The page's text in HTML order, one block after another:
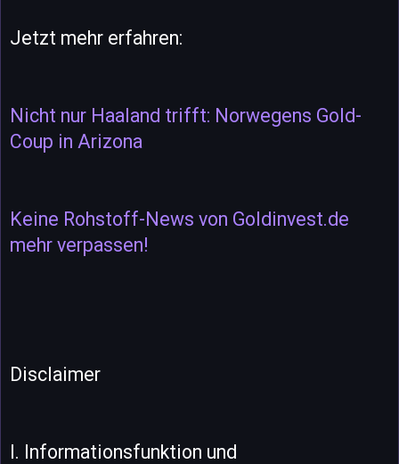
Jetzt mehr erfahren:
Nicht nur Haaland trifft: Norwegens Gold-
Coup in Arizona
Keine Rohstoff-News von Goldinvest.de
mehr verpassen!
Disclaimer
I. Informationsfunktion und